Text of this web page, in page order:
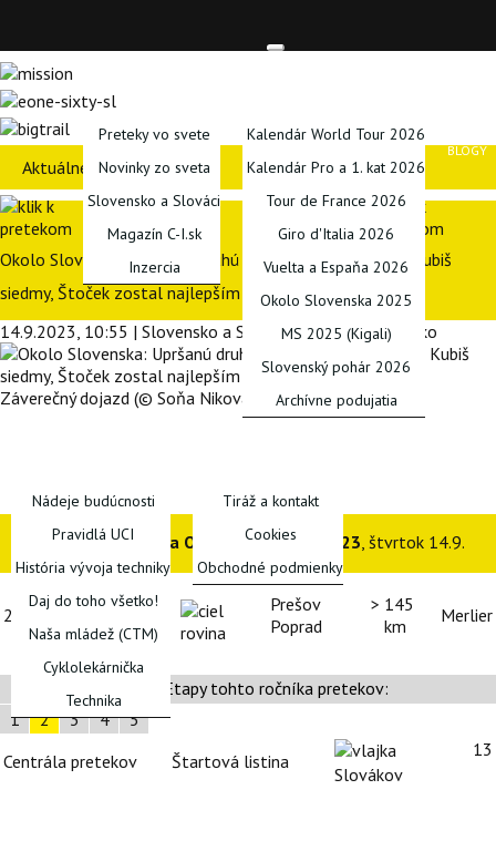
TITULKA
Preteky vo svete
Novinky zo sveta
Slovensko a Slováci
Magazín C-I.sk
Inzercia
Kalendár World Tour 2026
Kalendár Pro a 1. kat 2026
Tour de France 2026
Giro d'Italia 2026
Vuelta a Espaňa 2026
Okolo Slovenska 2025
MS 2025 (Kigali)
Slovenský pohár 2026
Archívne podujatia
BLOGY
Nádeje budúcnosti
Pravidlá UCI
História vývoja techniky
Daj do toho všetko!
Naša mládež (CTM)
Cyklolekárnička
Technika
Tiráž a kontakt
Cookies
Obchodné podmienky
Aktuálne preteky
Okolo Slovenska: Upršanú druhú etapu ovládol Merlier, Kubiš
siedmy, Štoček zostal najlepším Slovákom
14.9.2023, 10:55 | Slovensko a Slováci | J. Hlubek, L. Timko
Záverečný dojazd (© Soňa Niková)
2. etapa Okolo Slovenska 2023, štvrtok 14.9.
2. 14.9.
Prešov >
Poprad
145
km
Merlier
Etapy tohto ročníka pretekov:
1
2 3 4
5
Centrála pretekov
Štartová listina
13
Slovákov